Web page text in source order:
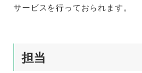
サービスを行っておられます。
担当